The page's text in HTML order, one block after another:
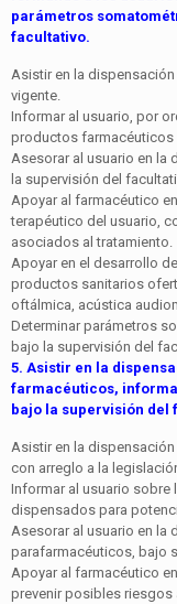
parámetros
facultativo.
Asistir en la
vigente.
Informar al usuario, por
productos
Asesorar al usuario en
la supervisión del
Apoyar al farmacéutico
terapéutico del usuario,
asociados al tratamiento.
Apoyar en el desarrollo
productos sanitarios
oftálmica, acústica
Determinar parámetros
bajo la supervisión del
5. Asistir en la
farmacéuticos,
bajo la supervisión del
Asistir en la
con arreglo a la
Informar al usuario
dispensados para
Asesorar al usuario en la
parafarmacéuticos, bajo
Apoyar al farmacéutico
prevenir posibles